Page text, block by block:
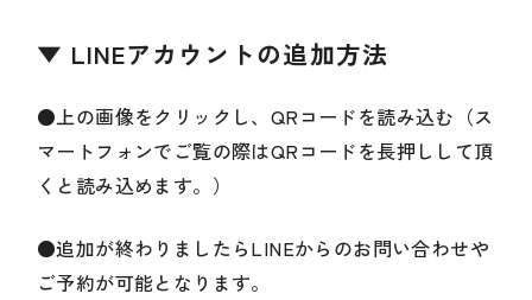
▼ LINEアカウントの追加方法
●上の画像をクリックし、QRコードを読み込む（ス
マートフォンでご覧の際はQRコードを長押しして頂
くと読み込めます。）
●追加が終わりましたらLINEからのお問い合わせや
ご予約が可能となります。